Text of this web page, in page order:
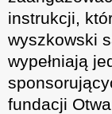
instrukcji,
wyszkowski
wypełniają
fundacji